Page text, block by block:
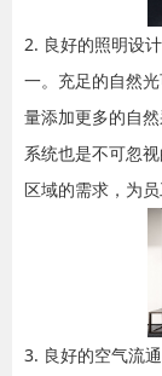
2. 良好的照明设
一。充足的自然
量添加更多的自
系统也是不可忽
区域的需求，为
3. 良好的空气流